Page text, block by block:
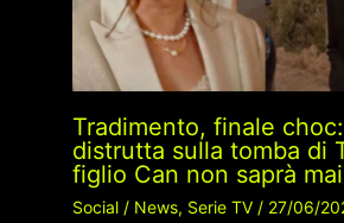
Tradimento, finale
distrutta sulla tomba di
figlio Can non saprà
Social/ News, Serie TV/ 27/06/